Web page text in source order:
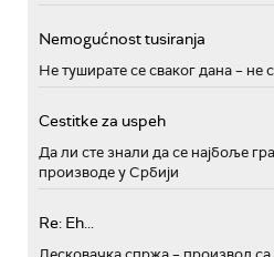
Nemogućnost tusiranja
Не туширате се сваког дана – не
Cestitke za uspeh
Да ли сте знали да се најбоље
производе у Србији
Re: Eh...